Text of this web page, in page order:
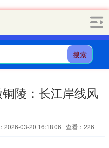
搜索
陵：长江岸线风
2026-03-20 16:18:06 查看：226